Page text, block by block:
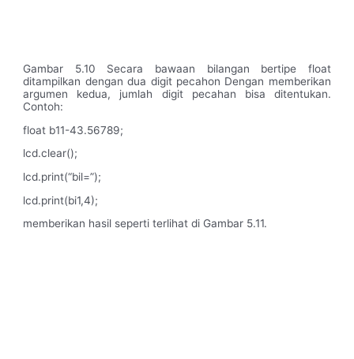
Gambar 5.10 Secara bawaan bilangan bertipe float
ditampilkan dengan dua digit pecahon Dengan memberikan
argumen kedua, jumlah digit pecahan bisa ditentukan.
Contoh:
float b11-43.56789;
lcd.clear();
lcd.print(“bil=”);
lcd.print(bi1,4);
memberikan hasil seperti terlihat di Gambar 5.11.